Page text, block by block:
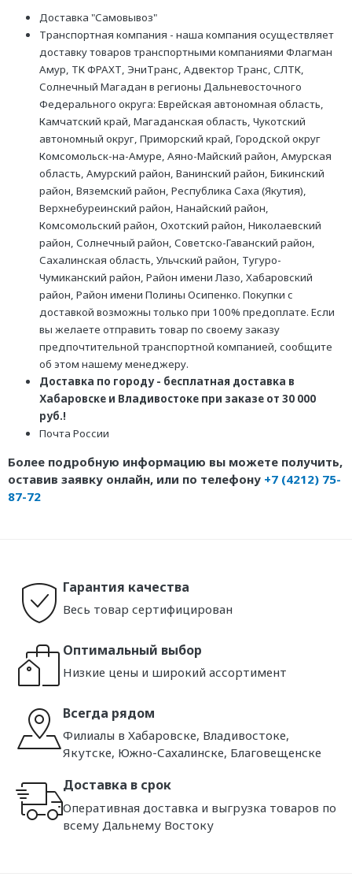
Доставка "Самовывоз"
Транспортная компания - наша компания осуществляет
доставку товаров транспортными компаниями Флагман
Амур, ТК ФРАХТ, ЭниТранс, Адвектор Транс, СЛТК,
Солнечный Магадан в регионы Дальневосточного
Федерального округа: Еврейская автономная область,
Камчатский край, Магаданская область, Чукотский
автономный округ, Приморский край, Городской округ
Комсомольск-на-Амуре, Аяно-Майский район, Амурская
область, Амурский район, Ванинский район, Бикинский
район, Вяземский район, Республика Саха (Якутия),
Верхнебуреинский район, Нанайский район,
Комсомольский район, Охотский район, Николаевский
район, Солнечный район, Советско-Гаванский район,
Сахалинская область, Ульчский район, Тугуро-
Чумиканский район, Район имени Лазо, Хабаровский
район, Район имени Полины Осипенко. Покупки с
доставкой возможны только при 100% предоплате. Если
вы желаете отправить товар по своему заказу
предпочтительной транспортной компанией, сообщите
об этом нашему менеджеру.
Доставка по городу - бесплатная доставка в
Хабаровске и Владивостоке при заказе от 30 000
руб.!
Почта России
Более подробную информацию вы можете получить,
оставив заявку онлайн, или по телефону +7 (4212) 75-
87-72
Гарантия качества
Весь товар сертифицирован
Оптимальный выбор
Низкие цены и широкий ассортимент
Всегда рядом
Филиалы в Хабаровске, Владивостоке,
Якутске, Южно-Сахалинске, Благовещенске
Доставка в срок
Оперативная доставка и выгрузка товаров по
всему Дальнему Востоку